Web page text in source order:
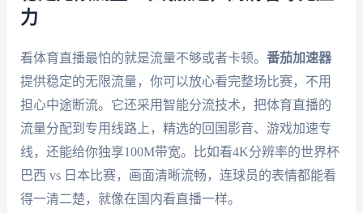
力
看体育直播最怕的就是流量不够或者卡顿。 番茄加速器
提供稳定的无限流量，你可以放心看完整场比赛，不用
担心中途断流。它还采用智能分流技术，把体育直播的
流量分配到专用线路上，精选的回国影音、游戏加速专
线，还能给你独享100M带宽。比如看4K分辨率的世界杯
巴西 vs 日本比赛，画面清晰流畅，连球员的表情都能看
得一清二楚，就像在国内看直播一样。